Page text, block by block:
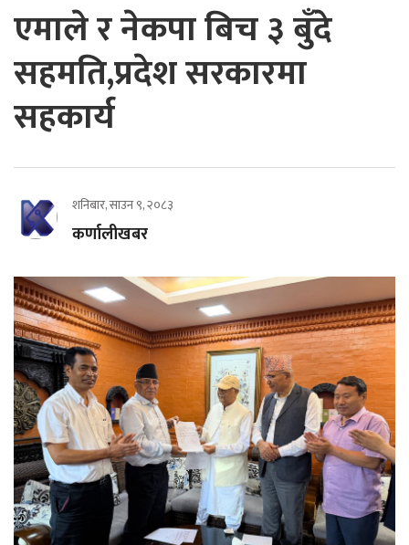
एमाले र नेकपा बिच ३ बुँदे
सहमति,प्रदेश सरकारमा
सहकार्य
शनिबार, साउन ९, २०८३
कर्णालीखबर